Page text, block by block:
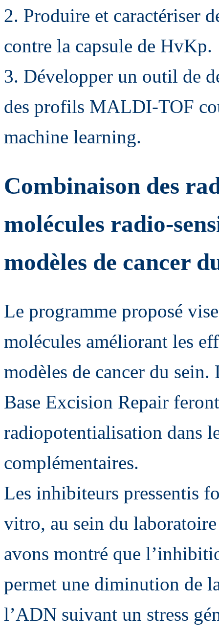
2. Produire et caractériser
contre la capsule de HvKp.
3. Développer un outil de
des profils MALDI-TOF
machine learning.
Combinaison des
molécules radio-
modèles de cancer
Le programme proposé
molécules améliorant les
modèles de cancer du
Base Excision Repair
radiopotentialisation dans
complémentaires.
Les inhibiteurs pressentis
vitro, au sein du
avons montré que
permet une diminution de
l’ADN suivant un stress